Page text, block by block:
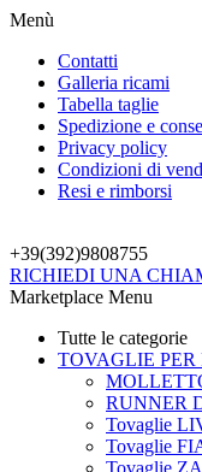
Menù
Contatti
Galleria ricami
Tabella taglie
Spedizione e
Privacy policy
Condizioni di
Resi e rimborsi
+39(392)9808755
RICHIEDI UNA
Marketplace Menu
Tutte le categorie
TOVAGLIE
RUNNER
Tovaglie
Tovaglie
Tovaglie